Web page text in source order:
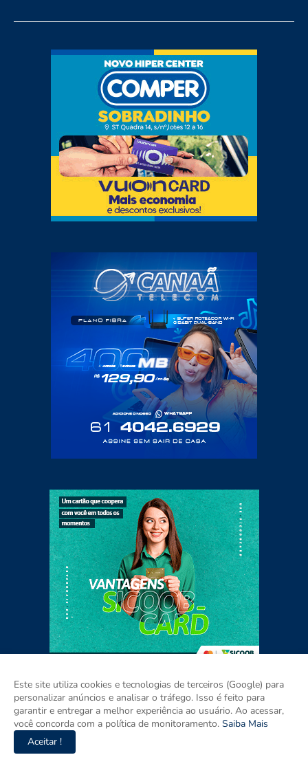
Home Sobre Contato Mídia Kit
Este site utiliza cookies e tecnologias de terceiros (Google) para
personalizar anúncios e analisar o tráfego. Isso é feito para
garantir e entregar a melhor experiência ao usuário. Ao acessar,
você concorda com a política de monitoramento. Saiba Mais
Aceitar !